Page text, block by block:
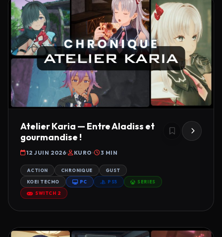
Atelier Karia — Entre Aladiss et
gourmandise !
12 JUIN 2026 KURO 3 MIN
ACTION CHRONIQUE GUST
KOEI TECMO PC PS5 SERIES
SWITCH 2